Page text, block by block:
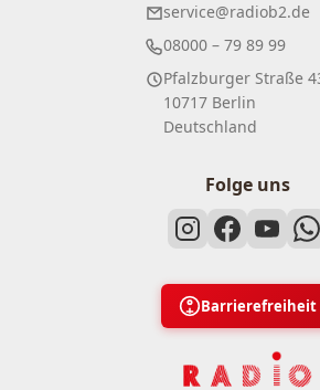
service@radiob2.de
08000 – 79 89 99
Pfalzburger Straße
10717 Berlin
Deutschland
Folge uns
Barrierefreiheit